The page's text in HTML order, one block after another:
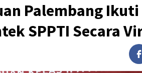
Palembang Ikuti
SPPTI Secara